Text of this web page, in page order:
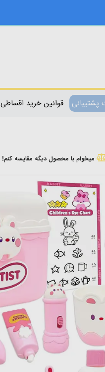
قوانین خرید اقساطی
میخوام با محصول دیگه مقایسه کنم!